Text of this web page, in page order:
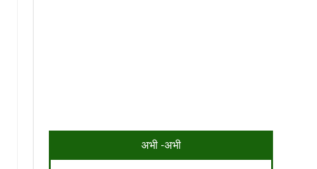
अभी -अभी